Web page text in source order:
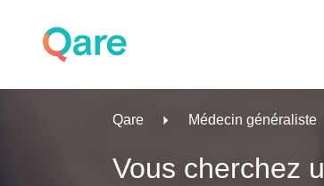
Qare Médecin généraliste
Vous cherchez